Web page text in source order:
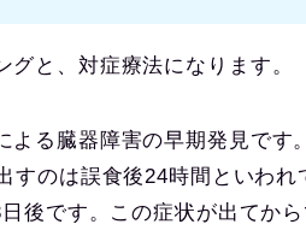
と、対症療法になります。
よる臓器障害の早期発見です
すのは誤食後24時間といわれ
後です。この症状が出てか